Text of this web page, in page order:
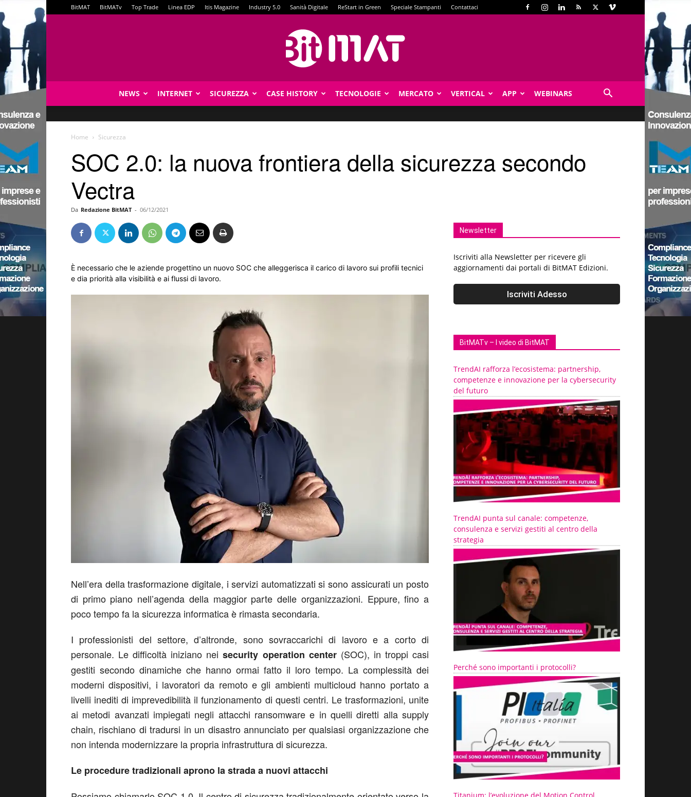
BitMAT BitMATv Top Trade Linea EDP Itis Magazine Industry 5.0 Sanità Digitale ReStart in Green Speciale Stampanti Contattaci
NEWS INTERNET SICUREZZA CASE HISTORY TECNOLOGIE MERCATO VERTICAL APP WEBINARS
Home Sicurezza
SOC 2.0: la nuova frontiera della sicurezza secondo
Vectra
Da Redazione BitMAT - 06/12/2021
È necessario che le aziende progettino un nuovo SOC che alleggerisca il carico di lavoro sui profili tecnici
e dia priorità alla visibilità e ai flussi di lavoro.
Nell’era della trasformazione digitale, i servizi automatizzati si sono assicurati un posto
di primo piano nell’agenda della maggior parte delle organizzazioni. Eppure, fino a
poco tempo fa la sicurezza informatica è rimasta secondaria.
I professionisti del settore, d’altronde, sono sovraccarichi di lavoro e a corto di
personale. Le difficoltà iniziano neisecurity operation center(SOC), in troppi casi
gestiti secondo dinamiche che hanno ormai fatto il loro tempo. La complessità dei
moderni dispositivi, i lavoratori da remoto e gli ambienti multicloud hanno portato a
livelli inediti di imprevedibilità il funzionamento di questi centri. Le trasformazioni, unite
ai metodi avanzati impiegati negli attacchi ransomware e in quelli diretti alla supply
chain, rischiano di tradursi in un disastro annunciato per qualsiasi organizzazione che
non intenda modernizzare la propria infrastruttura di sicurezza.
Le procedure tradizionali aprono la strada a nuovi attacchi
Newsletter
Iscriviti alla Newsletter per ricevere gli
aggiornamenti dai portali di BitMAT Edizioni.
BitMATv – I video di BitMAT
TrendAI rafforza l’ecosistema: partnership,
competenze e innovazione per la cybersecurity
del futuro
TrendAI punta sul canale: competenze,
consulenza e servizi gestiti al centro della
strategia
Perché sono importanti i protocolli?
Titanium: l’evoluzione del Motion Control